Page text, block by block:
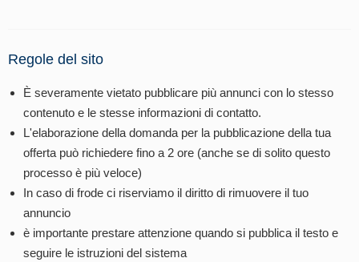
Regole del sito
È severamente vietato pubblicare più annunci con lo stesso
contenuto e le stesse informazioni di contatto.
L'elaborazione della domanda per la pubblicazione della tua
offerta può richiedere fino a 2 ore (anche se di solito questo
processo è più veloce)
In caso di frode ci riserviamo il diritto di rimuovere il tuo
annuncio
è importante prestare attenzione quando si pubblica il testo e
seguire le istruzioni del sistema